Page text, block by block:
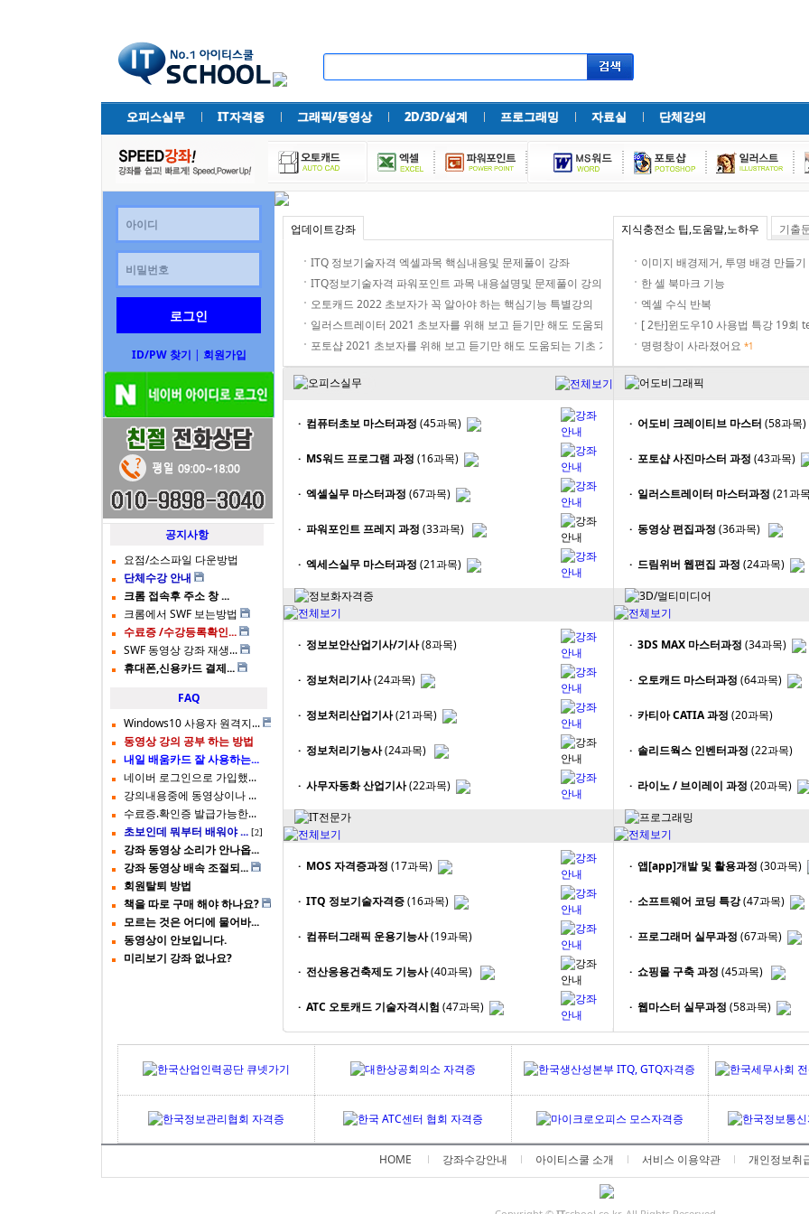
오피스실무 IT자격증 그래픽/동영상 2D/3D/설계 프로그래밍 자료실 단체강의
ID/PW 찾기 | 회원가입
로그인
공지사항
요점/소스파일 다운방법
단체수강 안내
크롬 접속후 주소 창 ...
크롬에서 SWF 보는방법
수료증 /수강등록확인...
SWF 동영상 강좌 재생...
휴대폰,신용카드 결제...
FAQ
Windows10 사용자 원격지...
동영상 강의 공부 하는 방법
내일 배움카드 잘 사용하는...
네이버 로그인으로 가입했...
강의내용중에 동영상이나 ...
수료증.확인증 발급가능한...
초보인데 뭐부터 배워야 ... [2]
강좌 동영상 소리가 안나옵...
강좌 동영상 배속 조절되...
회원탈퇴 방법
책을 따로 구매 해야 하나요?
모르는 것은 어디에 물어바...
동영상이 안보입니다.
미리보기 강좌 없나요?
업데이트강좌
ITQ 정보기술자격 엑셀과목 핵심내용및 문제풀이 강좌
ITQ정보기술자격 파워포인트 과목 내용설명및 문제풀이 강의
오토캐드 2022 초보자가 꼭 알아야 하는 핵심기능 특별강의
일러스트레이터 2021 초보자를 위해 보고 듣기만 해도 도움되는 기초 기능부터 실무 활용 특강
포토샵 2021 초보자를 위해 보고 듣기만 해도 도움되는 기초 기능부터 실무 활용 특강
지식충전소 팁,도움말,노하우 기출
이미지 배경제거, 투명 배경 만들
한 셀 북마크 기능
엑셀 수식 반복
[ 2탄]윈도우10 사용법 특강 19회
명령창이 사라졌어요 *1
· 컴퓨터초보 마스터과정 (45과목)
· MS워드 프로그램 과정 (16과목)
· 엑셀실무 마스터과정 (67과목)
· 파워포인트 프레지 과정 (33과목)
· 엑세스실무 마스터과정 (21과목)
· 어도비 크레이티브 마스터 (58과목)
· 포토샵 사진마스터 과정 (43과목)
· 일러스트레이터 마스터과정 (21과
· 동영상 편집과정 (36과목)
· 드림위버 웹편집 과정 (24과목)
· 정보보안산업기사/기사(8과목)
· 정보처리기사(24과목)
· 정보처리산업기사(21과목)
· 정보처리기능사(24과목)
· 사무자동화 산업기사(22과목)
· 3DS MAX 마스터과정 (34과목)
· 오토캐드 마스터과정 (64과목)
· 카티아 CATIA 과정 (20과목)
· 솔리드웍스 인벤터과정 (22과목)
· 라이노 / 브이레이 과정 (20과목)
· MOS 자격증과정 (17과목)
· ITQ 정보기술자격증(16과목)
· 컴퓨터그래픽 운용기능사(19과목)
· 전산응용건축제도 기능사(40과목)
· ATC 오토캐드 기술자격시험 (47과목)
· 앱[app]개발 및 활용과정 (30과목)
· 소프트웨어 코딩 특강(47과목)
· 프로그래머 실무과정 (67과목)
· 쇼핑몰 구축 과정 (45과목)
· 웹마스터 실무과정 (58과목)
HOME 강좌수강안내 아이티스쿨 소개 서비스 이용약관 개인정보취